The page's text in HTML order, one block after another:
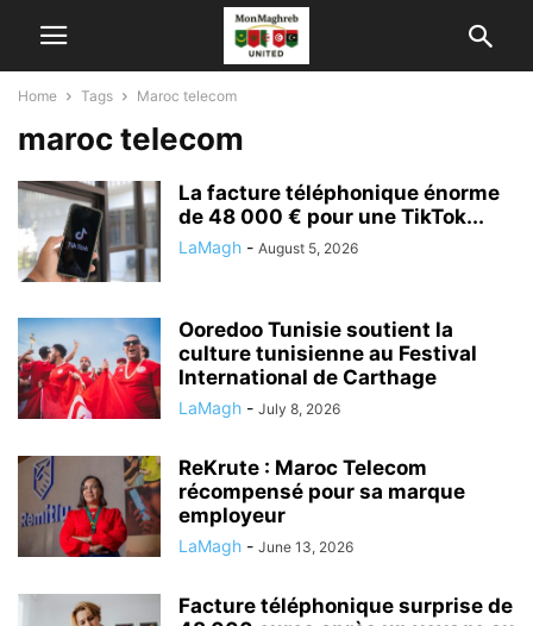
Home Tags Maroc telecom
maroc telecom
La facture téléphonique énorme
de 48 000 € pour une TikTok...
LaMagh - August 5, 2026
Ooredoo Tunisie soutient la
culture tunisienne au Festival
International de Carthage
LaMagh - July 8, 2026
ReKrute : Maroc Telecom
récompensé pour sa marque
employeur
LaMagh - June 13, 2026
Facture téléphonique surprise de